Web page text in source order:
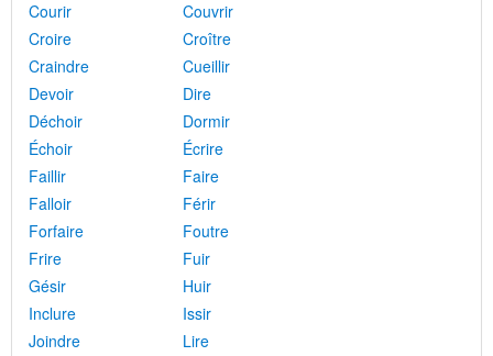
Courir
Couvrir
Croire
Croître
Craindre
Cueillir
Devoir
Dire
Déchoir
Dormir
Échoir
Écrire
Faillir
Faire
Falloir
Férir
Forfaire
Foutre
Frire
Fuir
Gésir
Huir
Inclure
Issir
Joindre
Lire